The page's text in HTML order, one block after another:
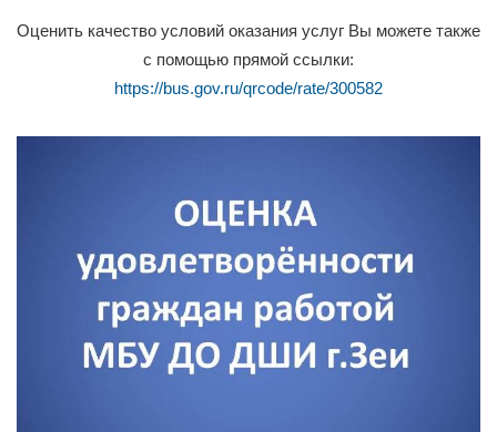
Оценить качество условий оказания услуг Вы можете также
с помощью прямой ссылки:
https://bus.gov.ru/qrcode/rate/300582